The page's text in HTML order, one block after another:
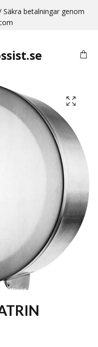
Säkra betalningar genom